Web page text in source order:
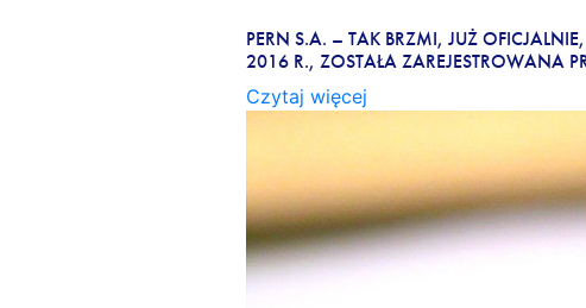
PERN S.A. – TAK BRZMI, JUŻ
2016 R., ZOSTAŁA ZAREJESTROWANA
Czytaj więcej